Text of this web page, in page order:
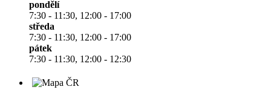
pondělí
7:30 - 11:30, 12:00 - 17:00
středa
7:30 - 11:30, 12:00 - 17:00
pátek
7:30 - 11:30, 12:00 - 12:30